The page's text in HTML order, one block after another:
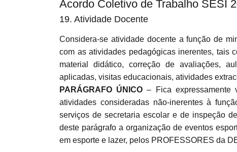
Acordo Coletivo de Trabalho SESI
19. Atividade Docente
Considera-se atividade docente a função de
com as atividades pedagógicas inerentes, tais
material didático, correção de avaliações,
aplicadas, visitas educacionais, atividades
PARÁGRAFO ÚNICO – Fica expressamente
atividades consideradas não-inerentes à
serviços de secretaria escolar e de inspeção
deste parágrafo a organização de eventos
em esporte e lazer, pelos PROFESSORES da